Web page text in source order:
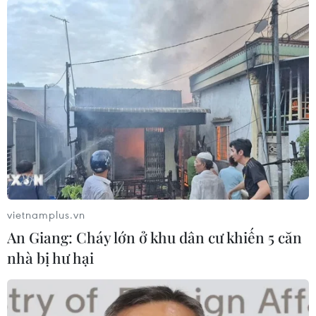
Đồng Nai: Phát hiện xe khách chở hơn 800kg
thực phẩm chế biến không rõ nguồn gốc
Quảng Ninh chấm dứt cơ sở giết mổ động vật
không đủ điều kiện trước 31/10
TIN LIÊN QUAN
vietnamplus.vn
An Giang: Cháy lớn ở khu dân cư khiến 5 căn
nhà bị hư hại